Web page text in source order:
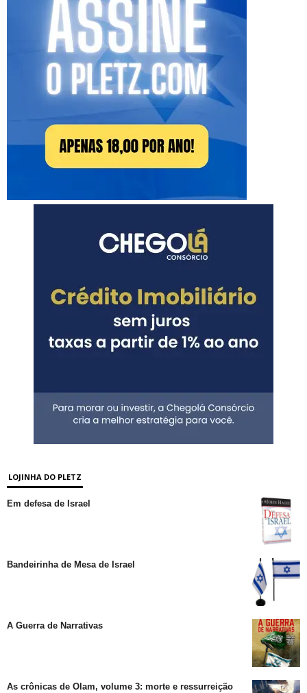
LOJINHA DO PLETZ
Em defesa de Israel
Bandeirinha de Mesa de Israel
A Guerra de Narrativas
As crônicas de Olam, volume 3: morte e ressurreição